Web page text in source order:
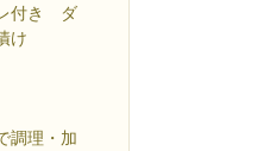
付き ダ
け
調理・加